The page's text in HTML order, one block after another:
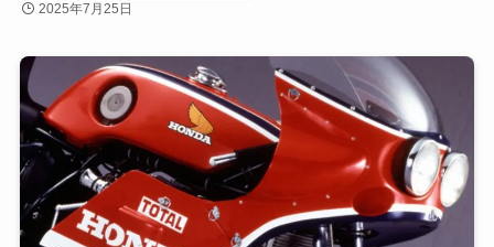
2025年7月25日